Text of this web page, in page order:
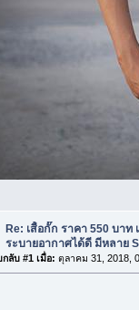
Re: เสื้อกั๊ก ราคา 550 บา
ระบายอากาศได้ดี มีหลาย
ลับ #1 เมื่อ: ตุลาคม 31, 2018,